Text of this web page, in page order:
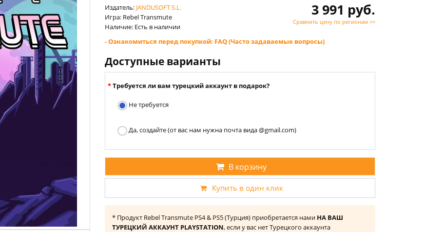
Издатель: JANDUSOFT S.L.
Игра: Rebel Transmute
Наличие: Есть в наличии
3 991 руб.
Сравнить цену по регионам >>
- Ознакомиться перед покупкой: FAQ (Часто задаваемые вопросы)
Доступные варианты
Требуется ли вам турецкий аккаунт в подарок?
Не требуется
Да, создайте (от вас нам нужна почта вида @gmail.com)
В корзину
Купить в один клик
* Продукт Rebel Transmute PS4 & PS5 (Турция) приобретается нами НА ВАШ
ТУРЕЦКИЙ АККАУНТ PLAYSTATION, если у вас нет Турецкого аккаунта